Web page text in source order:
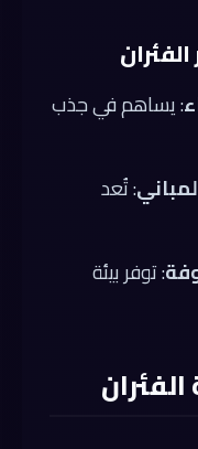
: يساهم في جذب
: تُعد
: توفر بيئة